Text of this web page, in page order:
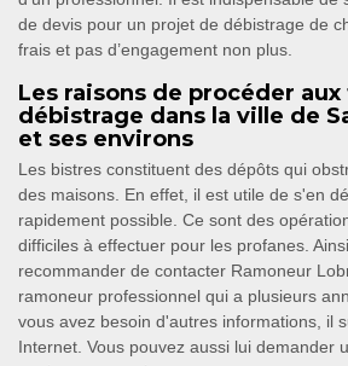
de devis pour un projet de débistrage de
frais et pas d’engagement non plus.
Les raisons de procéder aux
débistrage dans la ville de
et ses environs
Les bistres constituent des dépôts qui
des maisons. En effet, il est utile de s'en
rapidement possible. Ce sont des
difficiles à effectuer pour les profanes.
recommander de contacter Ramoneur
ramoneur professionnel qui a plusieurs
vous avez besoin d'autres informations, il
Internet. Vous pouvez aussi lui demander